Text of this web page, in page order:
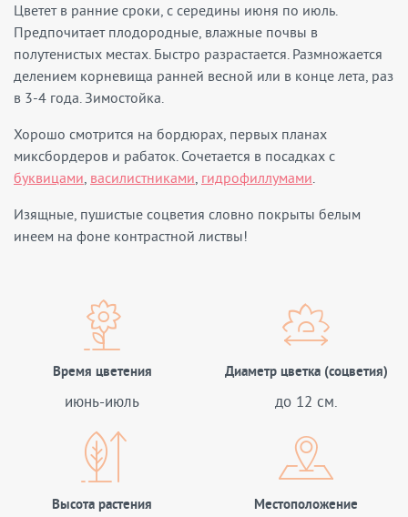
Цветет в ранние сроки, с середины июня по июль.
Предпочитает плодородные, влажные почвы в
полутенистых местах. Быстро разрастается. Размножается
делением корневища ранней весной или в конце лета, раз
в 3-4 года. Зимостойка.
Хорошо смотрится на бордюрах, первых планах
миксбордеров и рабаток. Сочетается в посадках с
буквицами, василистниками, гидрофиллумами.
Изящные, пушистые соцветия словно покрыты белым
инеем на фоне контрастной листвы!
Время цветения
июнь-июль
Диаметр цветка (соцветия)
до 12 см.
Высота растения Местоположение